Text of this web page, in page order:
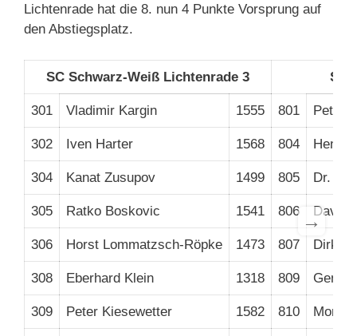
Lichtenrade hat die 8. nun 4 Punkte Vorsprung auf
den Abstiegsplatz.
SC Schwarz-Weiß Lichtenrade 3 SC
301 Vladimir Kargin 1555 801 Peter
302 Iven Harter 1568 804
304 Kanat Zusupov 1499 805 Dr.
305 Ratko Boskovic 1541 806 David
306 Horst Lommatzsch-Röpke 1473 807 Dirk
308 Eberhard Klein 1318 809
309 Peter Kiesewetter 1582 810
→